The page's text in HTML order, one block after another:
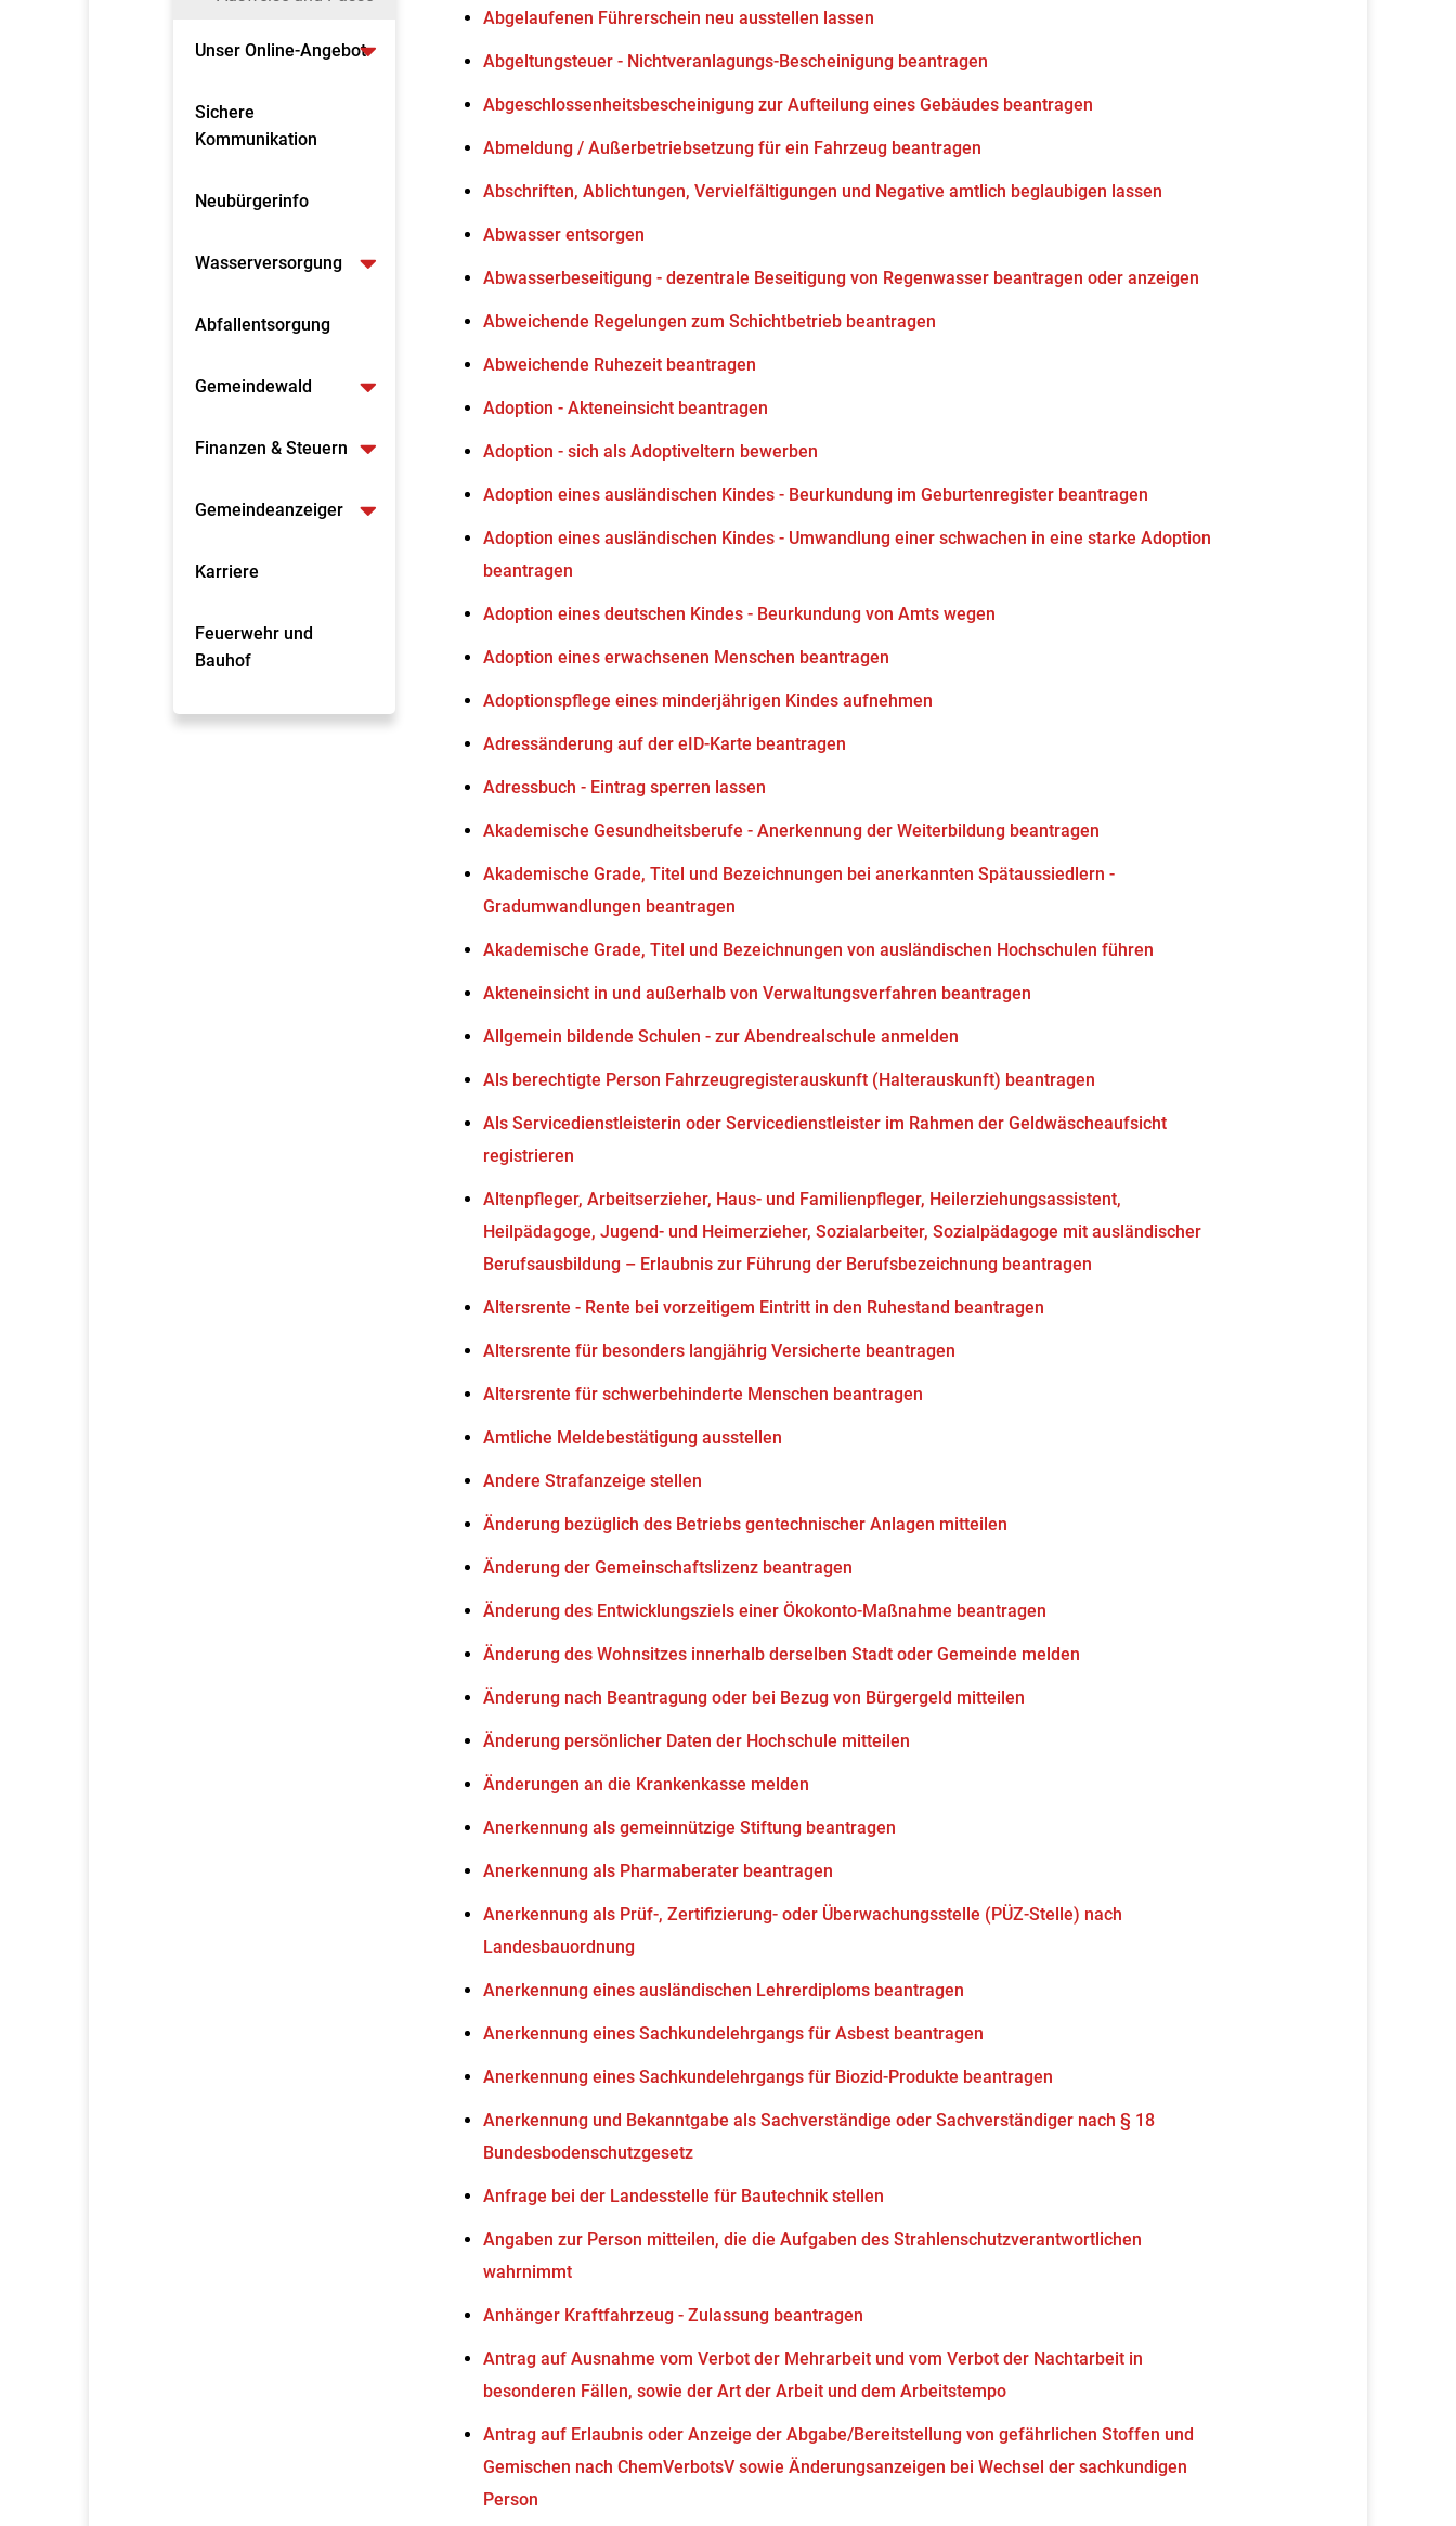
Unser Online-Angebot
Sichere
Kommunikation
Neubürgerinfo
Wasserversorgung
Abfallentsorgung
Gemeindewald
Finanzen & Steuern
Gemeindeanzeiger
Karriere
Feuerwehr und
Bauhof
Abgelaufenen Führerschein neu ausstellen lassen
Abgeltungsteuer - Nichtveranlagungs-Bescheinigung beantragen
Abgeschlossenheitsbescheinigung zur Aufteilung eines Gebäudes beantragen
Abmeldung / Außerbetriebsetzung für ein Fahrzeug beantragen
Abschriften, Ablichtungen, Vervielfältigungen und Negative amtlich beglaubigen lassen
Abwasser entsorgen
Abwasserbeseitigung - dezentrale Beseitigung von Regenwasser beantragen oder anzeigen
Abweichende Regelungen zum Schichtbetrieb beantragen
Abweichende Ruhezeit beantragen
Adoption - Akteneinsicht beantragen
Adoption - sich als Adoptiveltern bewerben
Adoption eines ausländischen Kindes - Beurkundung im Geburtenregister beantragen
Adoption eines ausländischen Kindes - Umwandlung einer schwachen in eine starke Adoption
beantragen
Adoption eines deutschen Kindes - Beurkundung von Amts wegen
Adoption eines erwachsenen Menschen beantragen
Adoptionspflege eines minderjährigen Kindes aufnehmen
Adressänderung auf der eID-Karte beantragen
Adressbuch - Eintrag sperren lassen
Akademische Gesundheitsberufe - Anerkennung der Weiterbildung beantragen
Akademische Grade, Titel und Bezeichnungen bei anerkannten Spätaussiedlern -
Gradumwandlungen beantragen
Akademische Grade, Titel und Bezeichnungen von ausländischen Hochschulen führen
Akteneinsicht in und außerhalb von Verwaltungsverfahren beantragen
Allgemein bildende Schulen - zur Abendrealschule anmelden
Als berechtigte Person Fahrzeugregisterauskunft (Halterauskunft) beantragen
Als Servicedienstleisterin oder Servicedienstleister im Rahmen der Geldwäscheaufsicht
registrieren
Altenpfleger, Arbeitserzieher, Haus- und Familienpfleger, Heilerziehungsassistent,
Heilpädagoge, Jugend- und Heimerzieher, Sozialarbeiter, Sozialpädagoge mit ausländischer
Berufsausbildung – Erlaubnis zur Führung der Berufsbezeichnung beantragen
Altersrente - Rente bei vorzeitigem Eintritt in den Ruhestand beantragen
Altersrente für besonders langjährig Versicherte beantragen
Altersrente für schwerbehinderte Menschen beantragen
Amtliche Meldebestätigung ausstellen
Andere Strafanzeige stellen
Änderung bezüglich des Betriebs gentechnischer Anlagen mitteilen
Änderung der Gemeinschaftslizenz beantragen
Änderung des Entwicklungsziels einer Ökokonto-Maßnahme beantragen
Änderung des Wohnsitzes innerhalb derselben Stadt oder Gemeinde melden
Änderung nach Beantragung oder bei Bezug von Bürgergeld mitteilen
Änderung persönlicher Daten der Hochschule mitteilen
Änderungen an die Krankenkasse melden
Anerkennung als gemeinnützige Stiftung beantragen
Anerkennung als Pharmaberater beantragen
Anerkennung als Prüf-, Zertifizierung- oder Überwachungsstelle (PÜZ-Stelle) nach
Landesbauordnung
Anerkennung eines ausländischen Lehrerdiploms beantragen
Anerkennung eines Sachkundelehrgangs für Asbest beantragen
Anerkennung eines Sachkundelehrgangs für Biozid-Produkte beantragen
Anerkennung und Bekanntgabe als Sachverständige oder Sachverständiger nach § 18
Bundesbodenschutzgesetz
Anfrage bei der Landesstelle für Bautechnik stellen
Angaben zur Person mitteilen, die die Aufgaben des Strahlenschutzverantwortlichen
wahrnimmt
Anhänger Kraftfahrzeug - Zulassung beantragen
Antrag auf Ausnahme vom Verbot der Mehrarbeit und vom Verbot der Nachtarbeit in
besonderen Fällen, sowie der Art der Arbeit und dem Arbeitstempo
Antrag auf Erlaubnis oder Anzeige der Abgabe/Bereitstellung von gefährlichen Stoffen und
Gemischen nach ChemVerbotsV sowie Änderungsanzeigen bei Wechsel der sachkundigen
Person